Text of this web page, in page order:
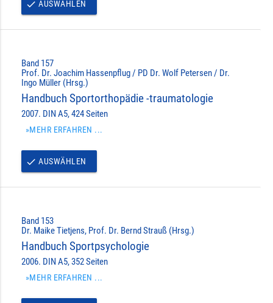
done AUSWÄHLEN
Band 157
Prof. Dr. Joachim Hassenpflug / PD Dr. Wolf Petersen / Dr.
Ingo Müller (Hrsg.)
Handbuch Sportorthopädie -traumatologie
2007. DIN A5, 424 Seiten
»MEHR ERFAHREN ...
done AUSWÄHLEN
Band 153
Dr. Maike Tietjens, Prof. Dr. Bernd Strauß (Hrsg.)
Handbuch Sportpsychologie
2006. DIN A5, 352 Seiten
»MEHR ERFAHREN ...